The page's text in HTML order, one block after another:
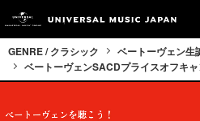
GENRE / クラシック ベートーヴェン生
ベートーヴェンSACDプライスオフキャ